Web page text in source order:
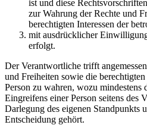
ist und diese
zur Wahrung der Rechte und
berechtigten Interessen der
mit ausdrücklicher
erfolgt.
Der Verantwortliche trifft
und Freiheiten sowie die
Person zu wahren, wozu mindestens
Eingreifens einer Person seitens des
Darlegung des eigenen Standpunkts
Entscheidung gehört.